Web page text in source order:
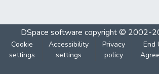
DSpace software copyright © 2002-
Cookie
settings
Accessibility
settings
Privacy
policy
End